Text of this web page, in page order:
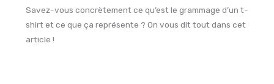
Savez-vous concrètement ce qu’est le grammage d’un t-
shirt et ce que ça représente ? On vous dit tout dans cet
article !